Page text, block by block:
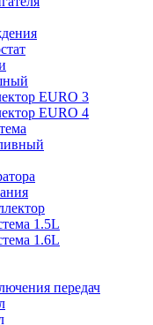
EURO 3
EURO 4
1.5L
1.6L
передач